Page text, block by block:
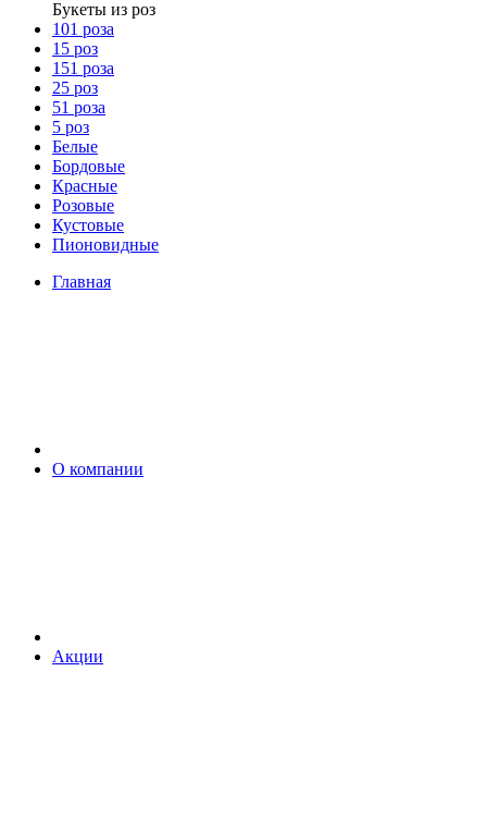
Букеты из роз
101 роза
15 роз
151 роза
25 роз
51 роза
5 роз
Белые
Бордовые
Красные
Розовые
Кустовые
Пионовидные
Главная
О компании
Акции